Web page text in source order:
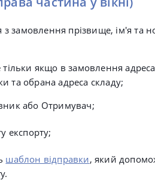
з замовлення прізвище, ім'я та
якщо в замовлення
та обрана адреса складу;
або Отримувач;
експорту;
шаблон відправки, який